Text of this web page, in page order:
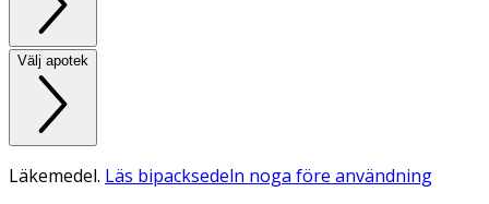
Välj apotek
Läkemedel. Läs bipacksedeln noga före användning